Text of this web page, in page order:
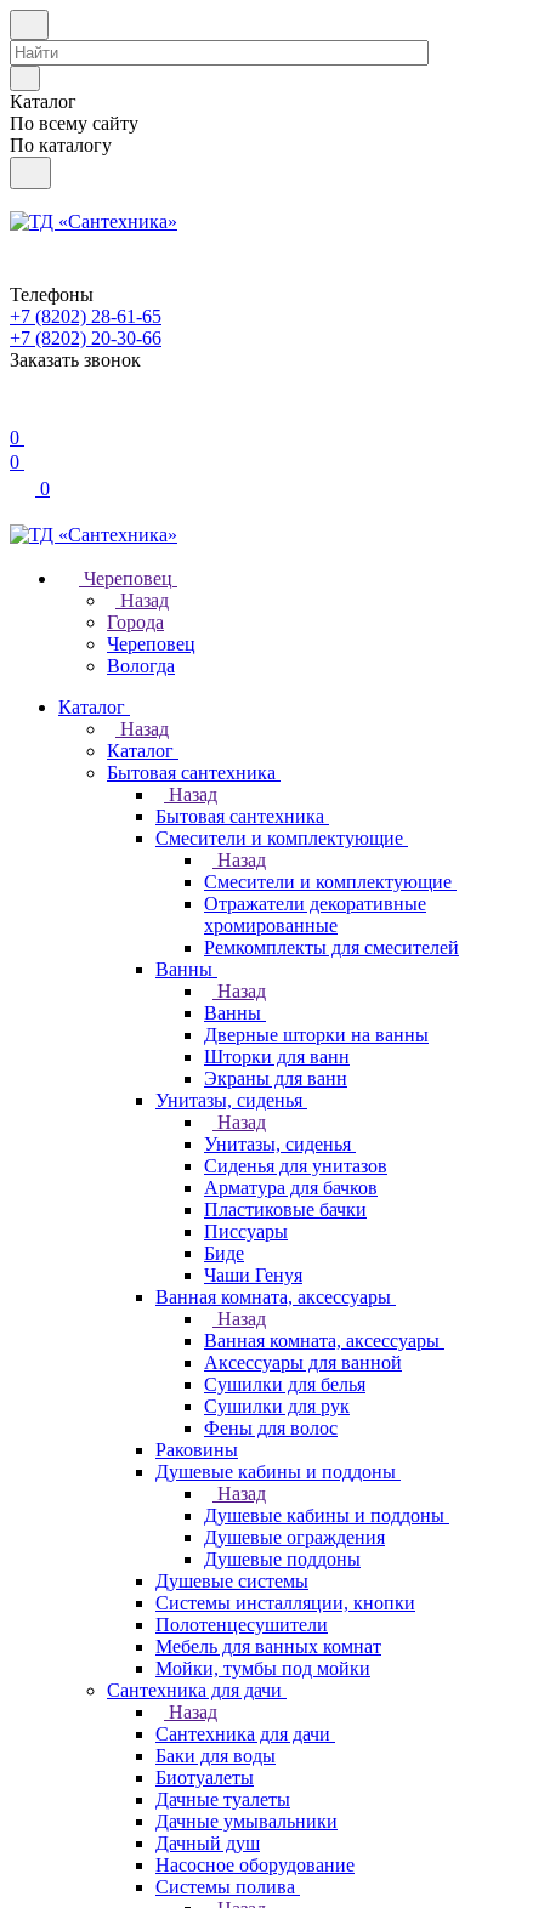
Каталог
По всему сайту
По каталогу
Телефоны
+7 (8202) 28‑61-65
+7 (8202) 20‑30-66
Заказать звонок
0
0
0
Череповец
Назад
Города
Череповец
Вологда
Каталог
Назад
Каталог
Бытовая сантехника
Назад
Бытовая сантехника
Смесители и комплектующие
Назад
Смесители и комплектующие
Отражатели декоративные
хромированные
Ремкомплекты для смесителей
Ванны
Назад
Ванны
Дверные шторки на ванны
Шторки для ванн
Экраны для ванн
Унитазы, сиденья
Назад
Унитазы, сиденья
Сиденья для унитазов
Арматура для бачков
Пластиковые бачки
Писсуары
Биде
Чаши Генуя
Ванная комната, аксессуары
Назад
Ванная комната, аксессуары
Аксессуары для ванной
Сушилки для белья
Сушилки для рук
Фены для волос
Раковины
Душевые кабины и поддоны
Назад
Душевые кабины и поддоны
Душевые ограждения
Душевые поддоны
Душевые системы
Системы инсталляции, кнопки
Полотенцесушители
Мебель для ванных комнат
Мойки, тумбы под мойки
Сантехника для дачи
Назад
Сантехника для дачи
Баки для воды
Биотуалеты
Дачные туалеты
Дачные умывальники
Дачный душ
Насосное оборудование
Системы полива